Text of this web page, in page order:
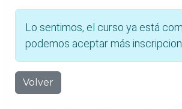
Lo sentimos, el curso ya está
podemos aceptar más
Volver